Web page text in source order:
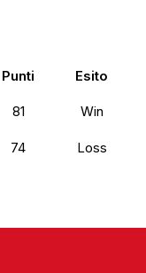
Punti Esito
81 Win
74 Loss